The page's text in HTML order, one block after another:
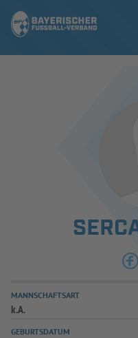
AUSBILDUNG &
MANNSCHAFTSART
k.A.
GEBURTSDATUM